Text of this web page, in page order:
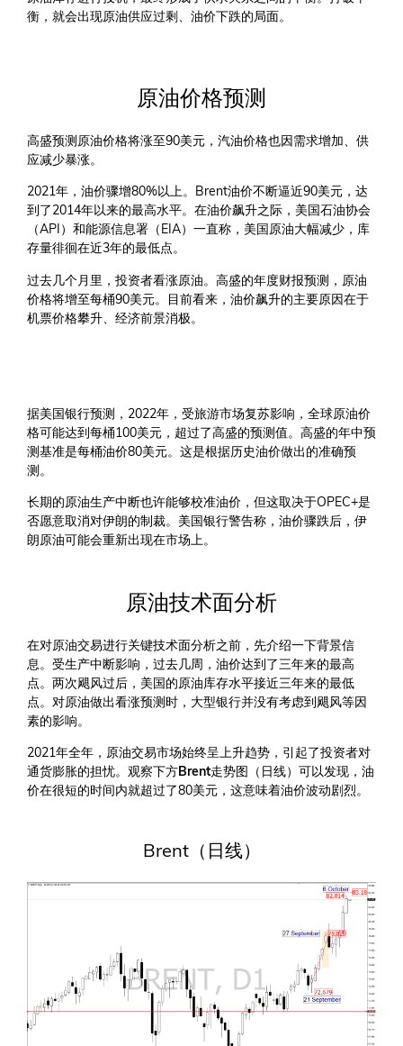
衡，就会出现原油供应过剩、油价下跌的局面。
原油价格预测
高盛预测原油价格将涨至90美元，汽油价格也因需求增加、供
应减少暴涨。
2021年，油价骤增80%以上。Brent油价不断逼近90美元，达
到了2014年以来的最高水平。在油价飙升之际，美国石油协会
（API）和能源信息署（EIA）一直称，美国原油大幅减少，库
存量徘徊在近3年的最低点。
过去几个月里，投资者看涨原油。高盛的年度财报预测，原油
价格将增至每桶90美元。目前看来，油价飙升的主要原因在于
机票价格攀升、经济前景消极。
据美国银行预测，2022年，受旅游市场复苏影响，全球原油价
格可能达到每桶100美元，超过了高盛的预测值。高盛的年中预
测基准是每桶油价80美元。这是根据历史油价做出的准确预
测。
长期的原油生产中断也许能够校准油价，但这取决于OPEC+是
否愿意取消对伊朗的制裁。美国银行警告称，油价骤跌后，伊
朗原油可能会重新出现在市场上。
原油技术面分析
在对原油交易进行关键技术面分析之前，先介绍一下背景信
息。受生产中断影响，过去几周，油价达到了三年来的最高
点。两次飓风过后，美国的原油库存水平接近三年来的最低
点。对原油做出看涨预测时，大型银行并没有考虑到飓风等因
素的影响。
2021年全年，原油交易市场始终呈上升趋势，引起了投资者对
通货膨胀的担忧。观察下方Brent走势图（日线）可以发现，油
价在很短的时间内就超过了80美元，这意味着油价波动剧烈。
Brent（日线）